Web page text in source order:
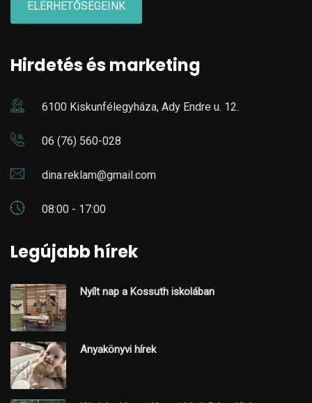
ELÉRHETŐSÉGEINK
Hirdetés és marketing
6100 Kiskunfélegyháza, Ady Endre u. 12.
06 (76) 560-028
dina.reklam@gmail.com
08:00 - 17:00
Legújabb hírek
Nyílt nap a Kossuth iskolában
Anyakönyvi hírek